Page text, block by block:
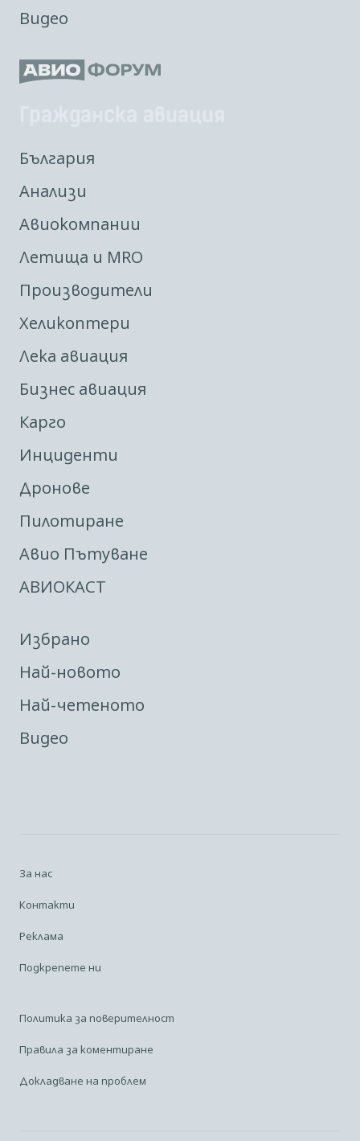
Видео
България
Анализи
Авиокомпании
Летища и MRO
Производители
Хеликоптери
Лека авиация
Бизнес авиация
Карго
Инциденти
Дронове
Пилотиране
Авио Пътуване
АВИОКАСТ
Избрано
Най-новото
Най-четеното
Видео
За нас
Контакти
Реклама
Подкрепете ни
Политика за поверителност
Правила за коментиране
Докладване на проблем